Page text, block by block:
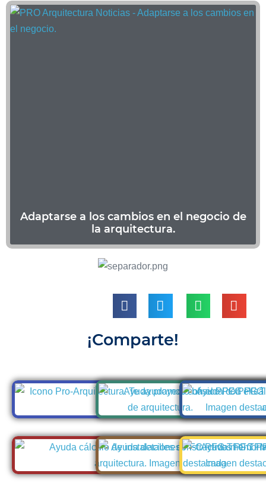
Adaptarse a los cambios en el negocio de
la arquitectura.
¡Comparte!